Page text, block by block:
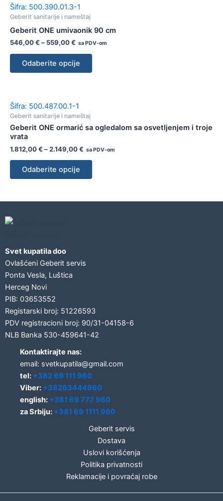
Šifra: 500.390.01.3-1
Geberit sanitarije i nameštaj
Geberit ONE umivaonik 90 cm
546,00€ – 559,00€ sa PDV-om
Odaberite opcije
Šifra: 500.487.00.1-1
Geberit sanitarije i nameštaj
Geberit ONE ormarić sa ogledalom sa osvetljenjem i troje
vrata
1.812,00€ –2.149,00€ sa PDV-om
Odaberite opcije
Svet kupatila doo
Ovlašćeni Geberit servis
Ponta Vesla, Luštica
Herceg Novi
PIB: 03653552
Registarski broj: 51226593
PDV registracioni broj: 90/31-04158-6
NLB Banka 530-459641-42
Kontaktirajte nas:
email: svetkupatila@gmail.com
tel: +382 69 111 960
Viber: +38263444960
english: +381 69 777 960
za Srbiju: +381 69 1111 960
Geberit servis
Dostava
Uslovi korišćenja
Politika privatnosti
Reklamacije i povraćaj robe